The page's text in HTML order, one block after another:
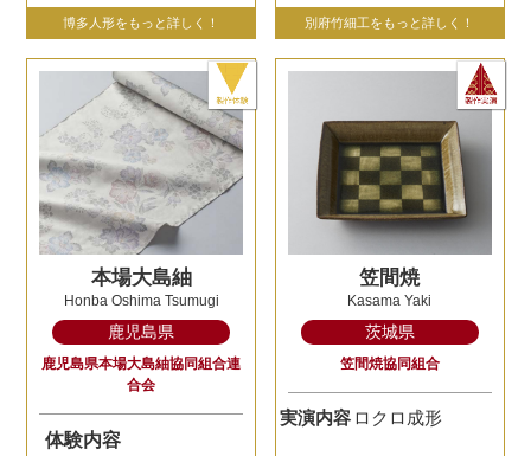
博多人形をもっと詳しく！ 別府竹細工をもっと詳しく！
本場大島紬
Honba Oshima Tsumugi
鹿児島県
鹿児島県本場大島紬協同組合連
合会
体験内容
笠間焼
Kasama Yaki
茨城県
笠間焼協同組合
実演内容 ロクロ成形